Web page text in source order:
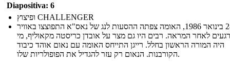
Diapositiva: 6
ופיצוץ CHALLENGER
ב -28 בינואר 1986, האומה צפתה ההסעות לנג של נאס"א התפוצצו באוויר
לאחר המראה. רבים היו גם מצר על אובדן כריסטה מקאוליף, מי
היה המורה הראשון בחלל. רייגן התייחס האומה עם נאום אוהד כיבוד
הקורבנות. הנאום רק עזר להגדיל את הפופולריות שלו.